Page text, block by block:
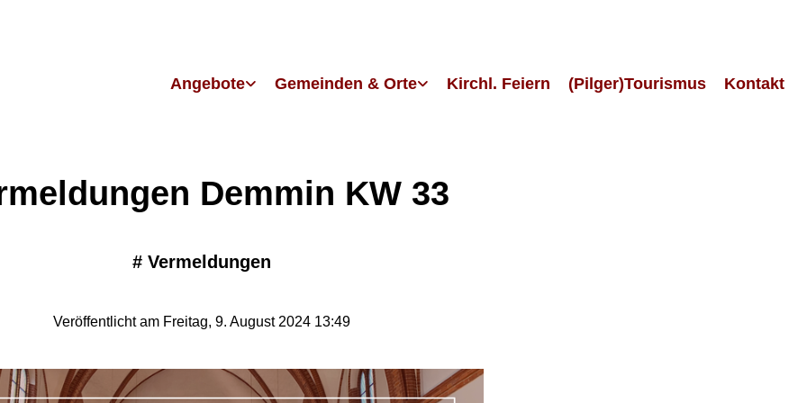
Angebote Gemeinden & Orte Kirchl. Feiern (Pilger)Tourismus Kontakt
Demmin KW 33
# Vermeldungen
Veröffentlicht am Freitag, 9. August 2024 13:49